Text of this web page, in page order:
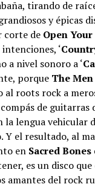
tirando de
y épicas
corte deOpen Your
‘
a nivel sonoro a ‘
porque The Men
al roots rock a
de guitarras
lengua vehicular
Y el resultado, al
en Sacred Bones
es un disco
amantes del rock